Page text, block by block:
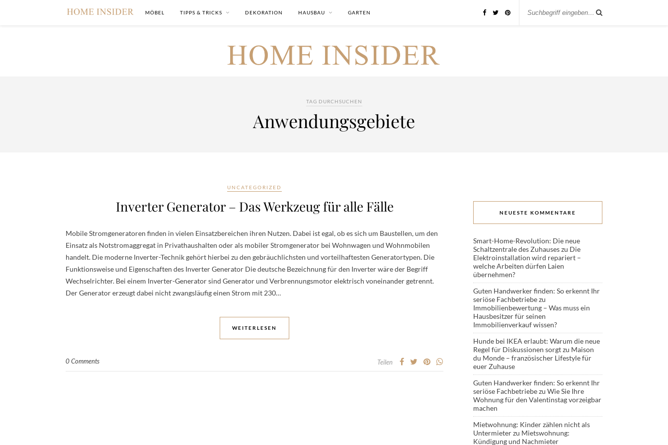
MÖBEL TIPPS & TRICKS DEKORATION HAUSBAU GARTEN
TAG DURCHSUCHEN
Anwendungsgebiete
UNCATEGORIZED
Inverter Generator – Das Werkzeug für alle Fälle
Mobile Stromgeneratoren finden in vielen Einsatzbereichen ihren Nutzen. Dabei ist egal, ob es sich um Baustellen, um den
Einsatz als Notstromaggregat in Privathaushalten oder als mobiler Stromgenerator bei Wohnwagen und Wohnmobilen
handelt. Die moderne Inverter-Technik gehört hierbei zu den gebräuchlichsten und vorteilhaftesten Generatortypen. Die
Funktionsweise und Eigenschaften des Inverter Generator Die deutsche Bezeichnung für den Inverter wäre der Begriff
Wechselrichter. Bei einem Inverter-Generator sind Generator und Verbrennungsmotor elektrisch voneinander getrennt.
Der Generator erzeugt dabei nicht zwangsläufig einen Strom mit 230…
WEITERLESEN
0 Comments Teilen
NEUESTE KOMMENTARE
Smart-Home-Revolution: Die neue
Schaltzentrale des Zuhauseszu Die
Elektroinstallation wird repariert –
welche Arbeiten dürfen Laien
übernehmen?
Guten Handwerker finden: So erkennt Ihr
seriöse Fachbetriebezu
Immobilienbewertung – Was muss ein
Hausbesitzer für seinen
Immobilienverkauf wissen?
Hunde bei IKEA erlaubt: Warum die neue
Regel für Diskussionen sorgtzu Maison
du Monde – französischer Lifestyle für
euer Zuhause
Guten Handwerker finden: So erkennt Ihr
seriöse Fachbetriebezu Wie Sie Ihre
Wohnung für den Valentinstag vorzeigbar
machen
Mietwohnung: Kinder zählen nicht als
Untermieterzu Mietswohnung:
Kündigung und Nachmieter